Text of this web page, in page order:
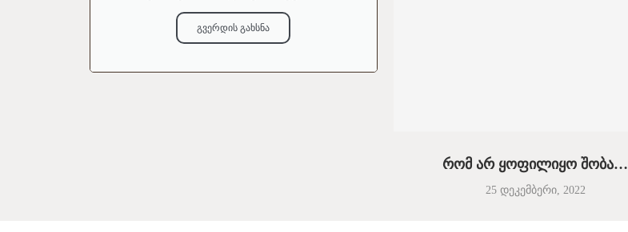
გვერდის გახსნა
რომ არ ყოფილიყო შობა…
25 დეკემბერი, 2022